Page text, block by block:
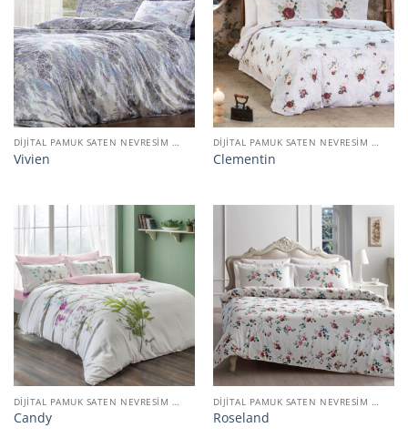
DIJITAL PAMUK SATEN NEVRESIM TAKIMI
Vivien
DIJITAL PAMUK SATEN NEVRESIM TAKIMI
Clementin
DIJITAL PAMUK SATEN NEVRESIM TAKIMI
Candy
DIJITAL PAMUK SATEN NEVRESIM TAKIMI
Roseland